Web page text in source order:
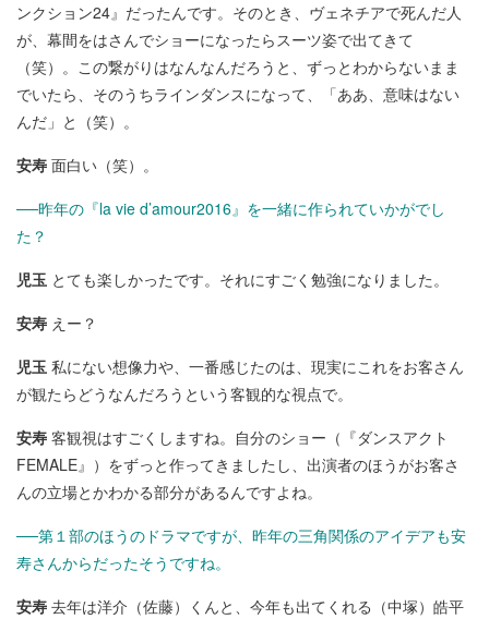
ンクション24』だったんです。そのとき、ヴェネチアで死んだ人
が、幕間をはさんでショーになったらスーツ姿で出てきて
（笑）。この繋がりはなんなんだろうと、ずっとわからないまま
でいたら、そのうちラインダンスになって、「ああ、意味はない
んだ」と（笑）。
安寿 面白い（笑）。
──昨年の『la vie d’amour2016』を一緒に作られていかがでし
た？
児玉 とても楽しかったです。それにすごく勉強になりました。
安寿 えー？
児玉 私にない想像力や、一番感じたのは、現実にこれをお客さん
が観たらどうなんだろうという客観的な視点で。
安寿 客観視はすごくしますね。自分のショー（『ダンスアクト
FEMALE』）をずっと作ってきましたし、出演者のほうがお客さ
んの立場とかわかる部分があるんですよね。
──第１部のほうのドラマですが、昨年の三角関係のアイデアも安
寿さんからだったそうですね。
安寿 去年は洋介（佐藤）くんと、今年も出てくれる（中塚）皓平